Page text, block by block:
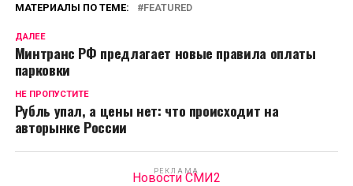
МАТЕРИАЛЫ ПО ТЕМЕ: FEATURED
ДАЛЕЕ
Минтранс РФ предлагает новые правила оплаты
парковки
НЕ ПРОПУСТИТЕ
Рубль упал, а цены нет: что происходит на
авторынке России
РЕКЛАМА
Новости СМИ2